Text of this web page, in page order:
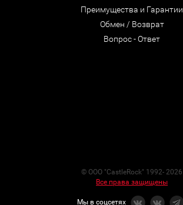
Преимущества и Гарантии
Обмен / Возврат
Вопрос - Ответ
© ООО "CastleRock" 1992- 2026
Все права защищены
Мы в соцсетях